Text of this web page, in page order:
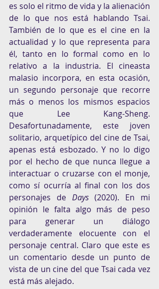
es solo el ritmo de vida y la alienación
de lo que nos está hablando Tsai.
También de lo que es el cine en la
actualidad y lo que representa para
él, tanto en lo formal como en lo
relativo a la industria. El cineasta
malasio incorpora, en esta ocasión,
un segundo personaje que recorre
más o menos los mismos espacios
que Lee Kang-Sheng.
Desafortunadamente, este joven
solitario, arquetípico del cine de Tsai,
apenas está esbozado. Y no lo digo
por el hecho de que nunca llegue a
interactuar o cruzarse con el monje,
como sí ocurría al final con los dos
personajes de Days (2020). En mi
opinión le falta algo más de peso
para generar un diálogo
verdaderamente elocuente con el
personaje central. Claro que este es
un comentario desde un punto de
vista de un cine del que Tsai cada vez
está más alejado.